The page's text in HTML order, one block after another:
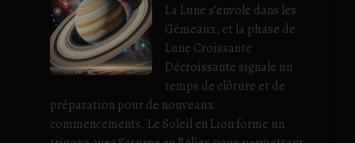
La Lune s’envole dans les
Gémeaux, et la phase de
Lune Croissante
Décroissante signale un
temps de clôture et de
préparation pour de nouveaux
commencements. Le Soleil en Lion forme un